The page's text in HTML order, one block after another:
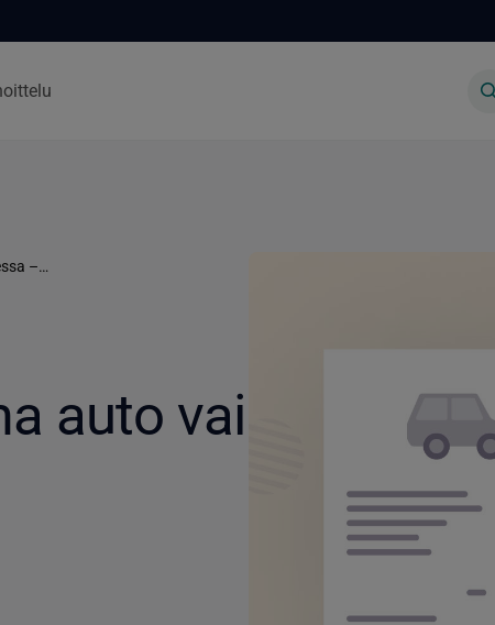
Kilometrikorvaus verotuksessa – oma auto vai työsuhdeauto?
auto vai